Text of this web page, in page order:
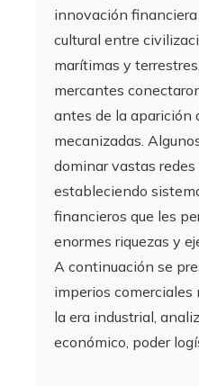
innovación
cultural entre
marítimas y
mercantes
antes de la aparición
mecanizadas.
dominar vastas redes
estableciendo
financieros que les
enormes riquezas y
A continuación se
imperios comerciales
la era industrial,
económico, poder